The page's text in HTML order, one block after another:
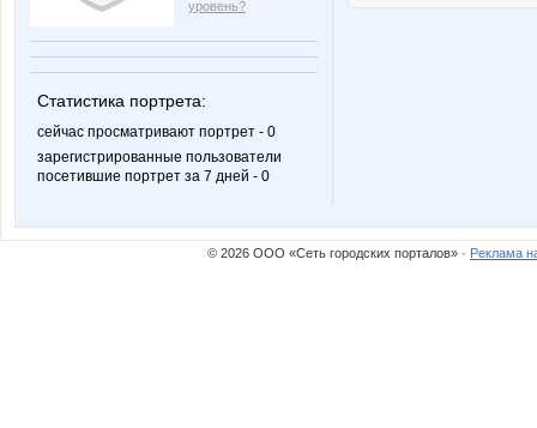
уровень?
Статистика портрета:
сейчас просматривают портрет - 0
зарегистрированные пользователи
посетившие портрет за 7 дней - 0
© 2026 ООО «Сеть городских порталов» · Реклама